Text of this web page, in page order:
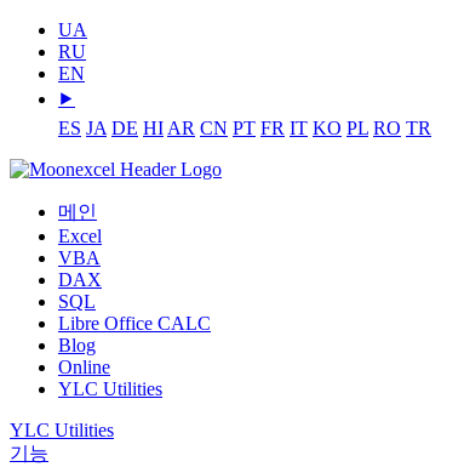
UA
RU
EN
⯈
ES JA DE HI AR CN PT FR IT KO PL RO TR
메인
Excel
VBA
DAX
SQL
Libre Office CALC
Blog
Online
YLC Utilities
YLC Utilities
기능